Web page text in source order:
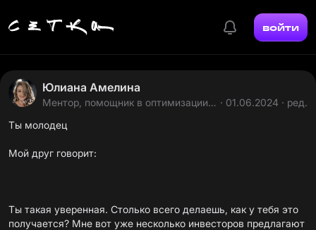
войти
Юлиана Амелина
Ментор, помощник в оптимизации
· 01.06.2024 · ред.
Ты молодец
Мой друг говорит:
Ты такая уверенная. Столько всего делаешь, как у тебя это
получается? Мне вот уже несколько инвесторов предлагают